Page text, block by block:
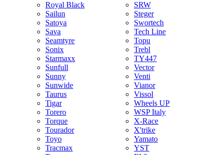
Royal Black
Sailun
Satoya
Sava
Seamtyre
Sonix
Starmaxx
Sunfull
Sunny
Sunwide
Taurus
Tigar
Torero
Torque
Tourador
Toyo
Tracmax
SRW
Steger
Swortech
Tech Line
Topu
Trebl
TY447
Vector
Venti
Vianor
Vissol
Wheels UP
WSP Italy
X-Race
X'trike
Yamato
YST